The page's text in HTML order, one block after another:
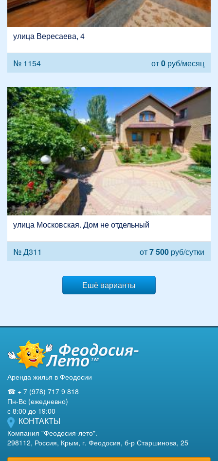
улица Вересаева, 4
№ 1154 от0 руб/месяц
улица Московская. Дом не отдельный
№ Д311 от7 500 руб/сутки
Ешё варианты
Аренда жилья в Феодосии
☎ + 7 (978) 717 9 818
Пн-Вс (ежедневно)
с 8:00 до 19:00
КОНТАКТЫ
Компания "Феодосия-лето".
298112, Россия, Крым, г. Феодосия, б-р Старшинова, 25